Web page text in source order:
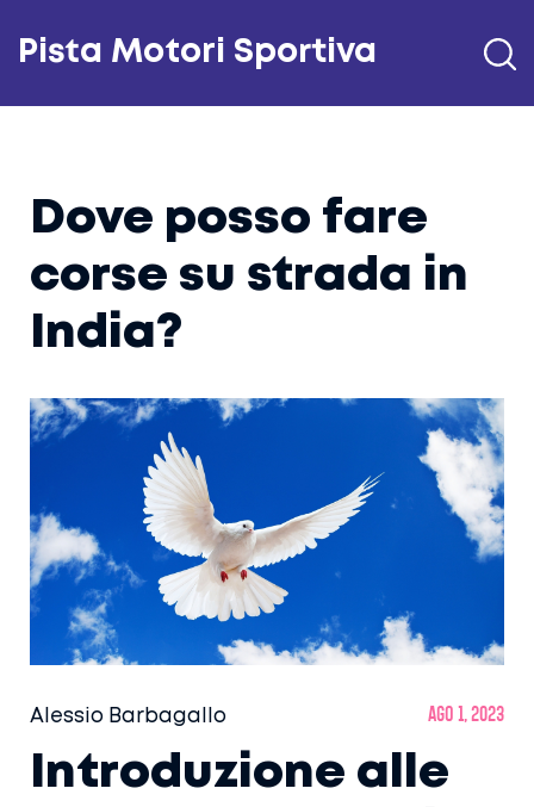
Pista Motori Sportiva
Dove posso fare
corse su strada in
India?
Alessio Barbagallo ago 1, 2023
Introduzione alle